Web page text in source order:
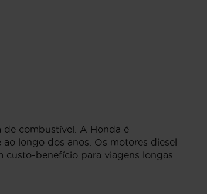
de combustível. A Honda é
longo dos anos. Os motores diesel
benefício para viagens longas.